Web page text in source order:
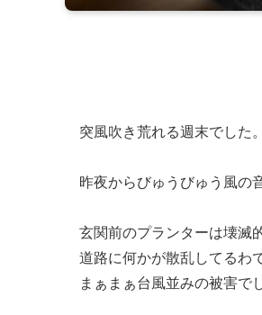
突風吹き荒れる週末でした。
昨夜からびゅうびゅう風の
玄関前のプランターは壊滅
道路に何かが散乱してるわ
まぁまぁ台風並みの被害で